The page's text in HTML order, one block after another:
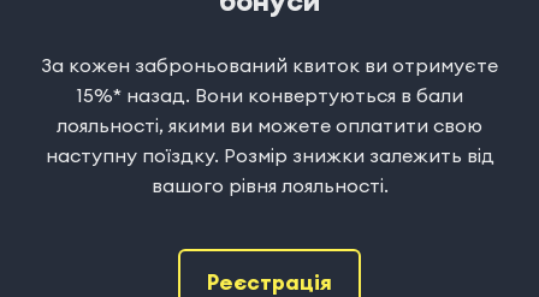
За кожен заброньований квиток ви отримуєте
15%* назад. Вони конвертуються в бали
лояльності, якими ви можете оплатити свою
наступну поїздку. Розмір знижки залежить від
вашого рівня лояльності.
Реєстрація